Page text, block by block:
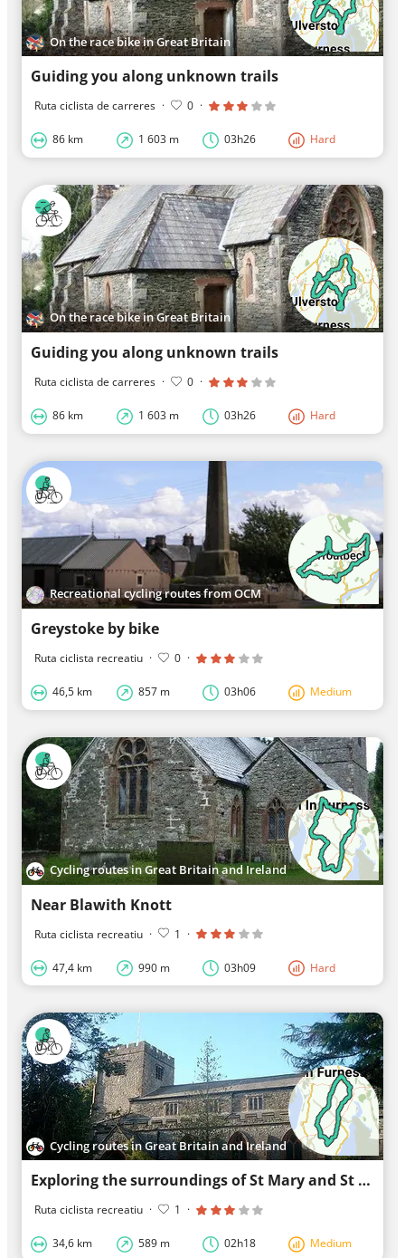
On the race bike in Great Britain
Guiding you along unknown trails
Ruta ciclista de carreres · 0 ·
86 km 1 603 m 03h26 Hard
On the race bike in Great Britain
Guiding you along unknown trails
Ruta ciclista de carreres · 0 ·
86 km 1 603 m 03h26 Hard
Recreational cycling routes from OCM
Greystoke by bike
Ruta ciclista recreatiu · 0 ·
46,5 km 857 m 03h06 Medium
Cycling routes in Great Britain and Ireland
Near Blawith Knott
Ruta ciclista recreatiu · 1 ·
47,4 km 990 m 03h09 Hard
Cycling routes in Great Britain and Ireland
Exploring the surroundings of St Mary and St Michael's Church
Ruta ciclista recreatiu · 1 ·
34,6 km 589 m 02h18 Medium